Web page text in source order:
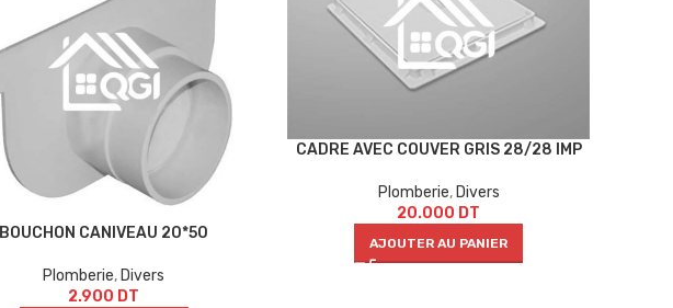
BOUCHON CANIVEAU 20*50
Plomberie,Divers
2.900 DT
CADRE AVEC COUVER GRIS 28/28 IMP
Plomberie, Divers
20.000 DT
AJOUTER AU PANIER